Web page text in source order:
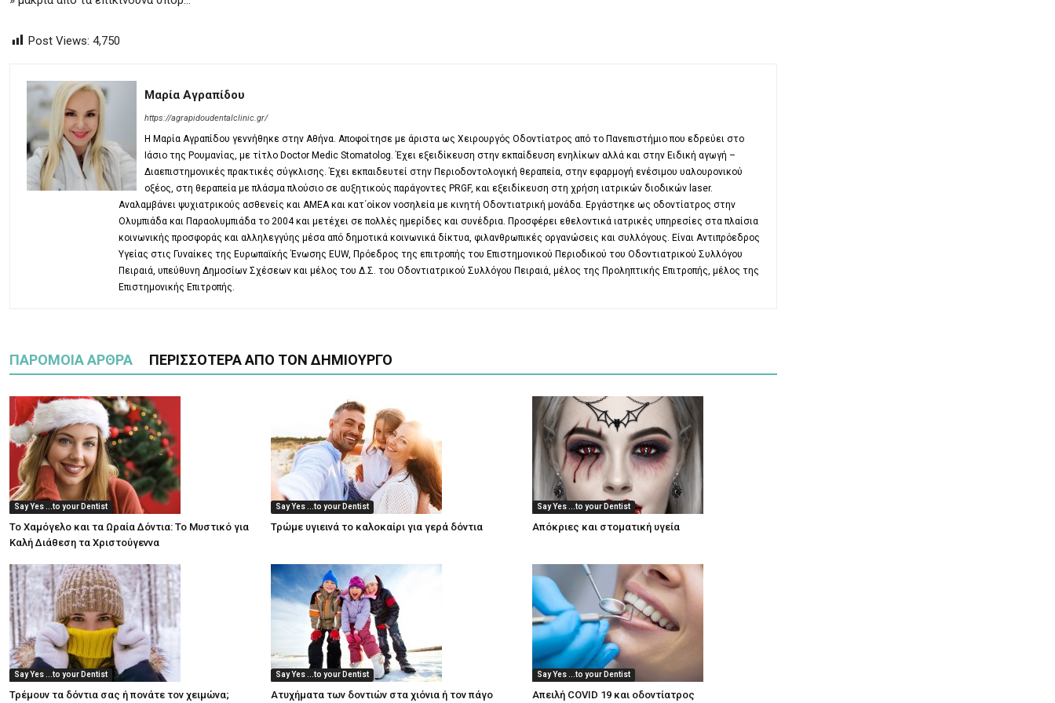
Post Views: 4,750
Μαρία Αγραπίδου
https://agrapidoudentalclinic.gr/
Η Μαρία Αγραπίδου γεννήθηκε στην Αθήνα. Αποφοίτησε με άριστα ως Χειρουργός Οδοντίατρος από το Πανεπιστήμιο που εδρεύει στο
Ιάσιο της Ρουμανίας, με τίτλο Doctor Medic Stomatolog. Έχει εξειδίκευση στην εκπαίδευση ενηλίκων αλλά και στην Ειδική αγωγή –
Διαεπιστημονικές πρακτικές σύγκλισης. Έχει εκπαιδευτεί στην Περιοδοντολογική θεραπεία, στην εφαρμογή ενέσιμου υαλουρονικού
οξέος, στη θεραπεία με πλάσμα πλούσιο σε αυξητικούς παράγοντες PRGF, και εξειδίκευση στη χρήση ιατρικών διοδικών laser.
Αναλαμβάνει ψυχιατρικούς ασθενείς και ΑΜΕΑ και κατ΄οίκον νοσηλεία με κινητή Οδοντιατρική μονάδα. Εργάστηκε ως οδοντίατρος στην
Ολυμπιάδα και Παραολυμπιάδα το 2004 και μετέχει σε πολλές ημερίδες και συνέδρια. Προσφέρει εθελοντικά ιατρικές υπηρεσίες στα πλαίσια
κοινωνικής προσφοράς και αλληλεγγύης μέσα από δημοτικά κοινωνικά δίκτυα, φιλανθρωπικές οργανώσεις και συλλόγους. Είναι Αντιπρόεδρος
Υγείας στις Γυναίκες της Ευρωπαϊκής Ένωσης EUW, Πρόεδρος της επιτροπής του Επιστημονικού Περιοδικού του Οδοντιατρικού Συλλόγου
Πειραιά, υπεύθυνη Δημοσίων Σχέσεων και μέλος του Δ.Σ. του Οδοντιατρικού Συλλόγου Πειραιά, μέλος της Προληπτικής Επιτροπής, μέλος της
Επιστημονικής Επιτροπής.
ΠΑΡΟΜΟΙΑ ΑΡΘΡΑ ΠΕΡΙΣΣΟΤΕΡΑ ΑΠΟ ΤΟΝ ΔΗΜΙΟΥΡΓΟ
Say Yes ...to your Dentist
Το Χαμόγελο και τα Ωραία Δόντια: Το Μυστικό για
Καλή Διάθεση τα Χριστούγεννα
Say Yes ...to your Dentist
Τρώμε υγιεινά το καλοκαίρι για γερά δόντια
Say Yes ...to your Dentist
Aπόκριες και στοματική υγεία
Say Yes ...to your Dentist
Τρέμουν τα δόντια σας ή πονάτε τον χειμώνα;
Say Yes ...to your Dentist
Ατυχήματα των δοντιών στα χιόνια ή τον πάγο
Say Yes ...to your Dentist
Απειλή COVID 19 και οδοντίατρος